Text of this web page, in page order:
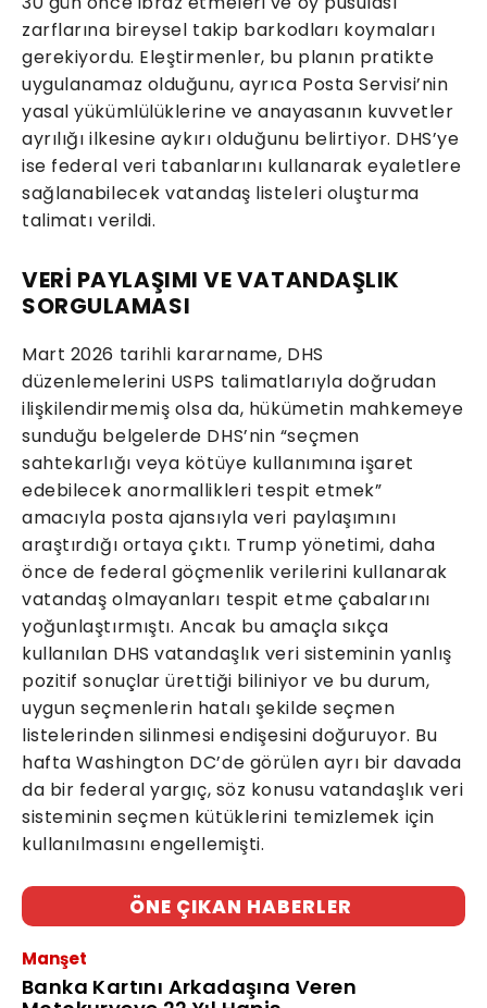
zarflarına bireysel takip barkodları koymaları
gerekiyordu. Eleştirmenler, bu planın pratikte
uygulanamaz olduğunu, ayrıca Posta Servisi’nin
yasal yükümlülüklerine ve anayasanın kuvvetler
ayrılığı ilkesine aykırı olduğunu belirtiyor. DHS’ye
ise federal veri tabanlarını kullanarak eyaletlere
sağlanabilecek vatandaş listeleri oluşturma
talimatı verildi.
VERİ PAYLAŞIMI VE VATANDAŞLIK
SORGULAMASI
Mart 2026 tarihli kararname, DHS
düzenlemelerini USPS talimatlarıyla doğrudan
ilişkilendirmemiş olsa da, hükümetin mahkemeye
sunduğu belgelerde DHS’nin “seçmen
sahtekarlığı veya kötüye kullanımına işaret
edebilecek anormallikleri tespit etmek”
amacıyla posta ajansıyla veri paylaşımını
araştırdığı ortaya çıktı. Trump yönetimi, daha
önce de federal göçmenlik verilerini kullanarak
vatandaş olmayanları tespit etme çabalarını
yoğunlaştırmıştı. Ancak bu amaçla sıkça
kullanılan DHS vatandaşlık veri sisteminin yanlış
pozitif sonuçlar ürettiği biliniyor ve bu durum,
uygun seçmenlerin hatalı şekilde seçmen
listelerinden silinmesi endişesini doğuruyor. Bu
hafta Washington DC’de görülen ayrı bir davada
da bir federal yargıç, söz konusu vatandaşlık veri
sisteminin seçmen kütüklerini temizlemek için
kullanılmasını engellemişti.
ÖNE ÇIKAN HABERLER
Manşet
Banka Kartını Arkadaşına Veren